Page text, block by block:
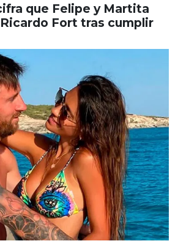
que Felipe y Martita
Fort tras cumplir